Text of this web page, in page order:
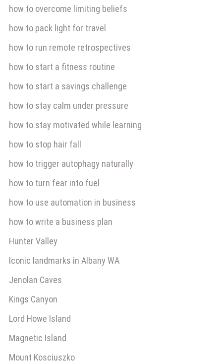
how to overcome limiting beliefs
how to pack light for travel
how to run remote retrospectives
how to start a fitness routine
how to start a savings challenge
how to stay calm under pressure
how to stay motivated while learning
how to stop hair fall
how to trigger autophagy naturally
how to turn fear into fuel
how to use automation in business
how to write a business plan
Hunter Valley
Iconic landmarks in Albany WA
Jenolan Caves
Kings Canyon
Lord Howe Island
Magnetic Island
Mount Kosciuszko